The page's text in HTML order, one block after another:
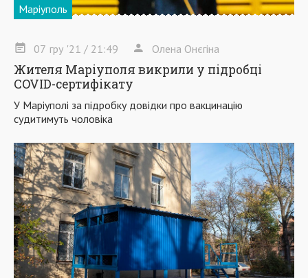
Маріуполь
07 гру '21 / 21:49 Олена Онєгіна
Жителя Маріуполя викрили у підробці
COVID-сертифікату
У Маріуполі за підробку довідки про вакцинацію
судитимуть чоловіка